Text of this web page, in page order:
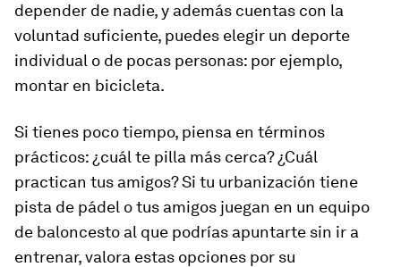
depender de nadie, y además cuentas con la
voluntad suficiente, puedes elegir un deporte
individual o de pocas personas: por ejemplo,
montar en bicicleta.
Si tienes poco tiempo, piensa en términos
prácticos: ¿cuál te pilla más cerca? ¿Cuál
practican tus amigos? Si tu urbanización tiene
pista de pádel o tus amigos juegan en un equipo
de baloncesto al que podrías apuntarte sin ir a
entrenar, valora estas opciones por su